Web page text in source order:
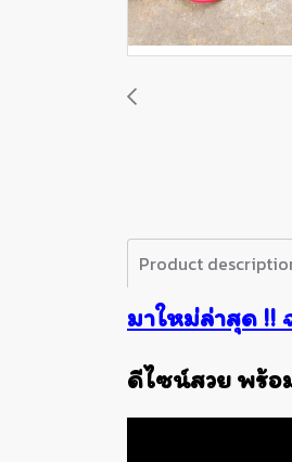
Product
มาใหม่ล่าสุด !!
ดีไซน์สวย พร้อ